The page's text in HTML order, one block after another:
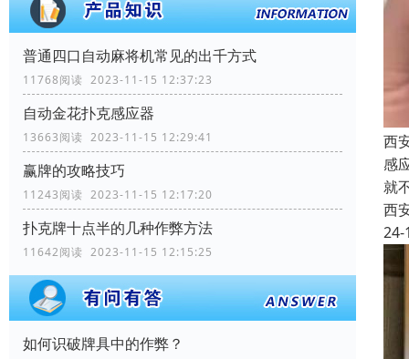
普通四口自动麻将机常见的出千方式
11768阅读 2023-11-15 12:37:23
自动金花扑克感应器
13663阅读 2023-11-15 12:29:41
赢牌的攻略技巧
11243阅读 2023-11-15 12:17:20
扑克牌十点半的几种作弊方法
11642阅读 2023-11-15 12:15:25
如何识破牌具中的作弊？
西
感
就
西
24-